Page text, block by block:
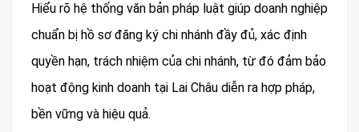
Hiểu rõ hệ thống văn bản pháp luật giúp doanh nghiệp
chuẩn bị hồ sơ đăng ký chi nhánh đầy đủ, xác định
quyền hạn, trách nhiệm của chi nhánh, từ đó đảm bảo
hoạt động kinh doanh tại Lai Châu diễn ra hợp pháp,
bền vững và hiệu quả.